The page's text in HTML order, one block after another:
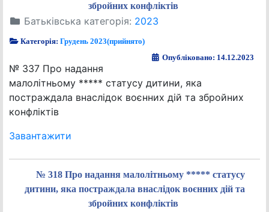
збройних конфліктів
Батьківська категорія: 2023
Категорія:Грудень 2023(прийнято)
Опубліковано: 14.12.2023
№ 337 Про надання
малолітньому ***** статусу дитини, яка
постраждала внаслідок воєнних дій та збройних
конфліктів
Завантажити
№ 318 Про надання малолітньому ***** статусу
дитини, яка постраждала внаслідок воєнних дій та
збройних конфліктів